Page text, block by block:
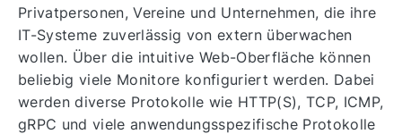
Privatpersonen, Vereine und Unternehmen, die ihre
IT-Systeme zuverlässig von extern überwachen
wollen. Über die intuitive Web-Oberfläche können
beliebig viele Monitore konfiguriert werden. Dabei
werden diverse Protokolle wie HTTP(S), TCP, ICMP,
gRPC und viele anwendungsspezifische Protokolle